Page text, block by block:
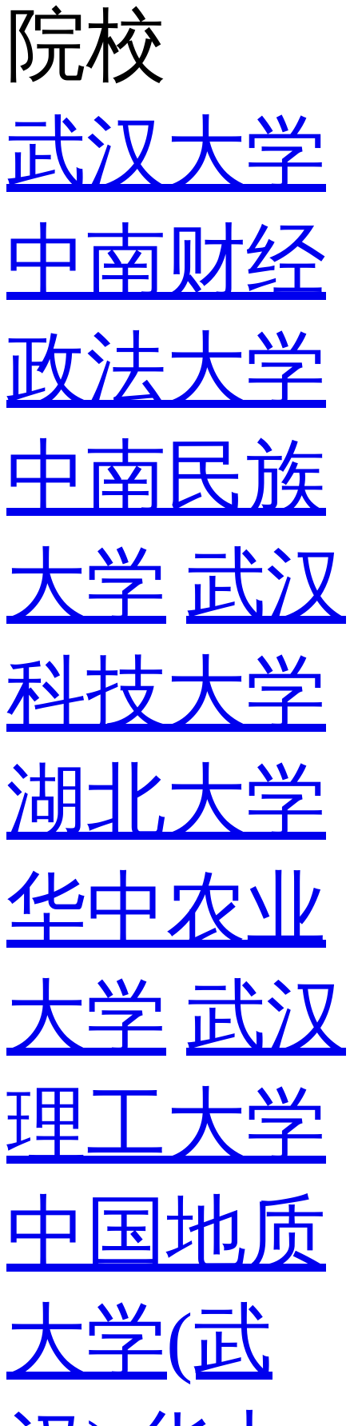
院校
武汉大学
中南财经
政法大学
中南民族
大学 武汉
科技大学
湖北大学
华中农业
大学 武汉
理工大学
中国地质
大学(武